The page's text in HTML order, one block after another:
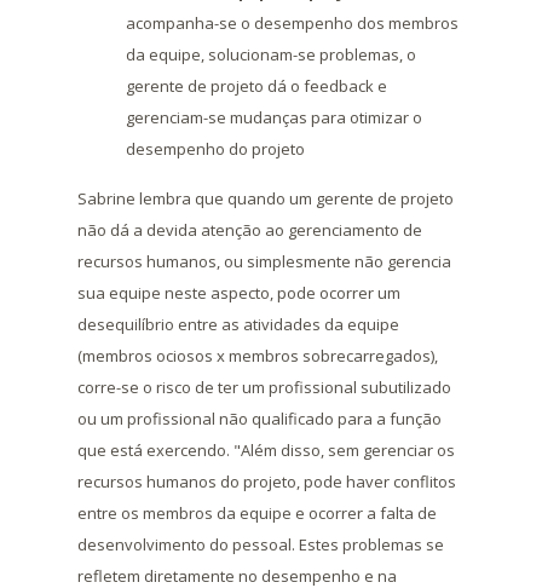
acompanha-se o desempenho dos membros
da equipe, solucionam-se problemas, o
gerente de projeto dá o feedback e
gerenciam-se mudanças para otimizar o
desempenho do projeto
Sabrine lembra que quando um gerente de projeto
não dá a devida atenção ao gerenciamento de
recursos humanos, ou simplesmente não gerencia
sua equipe neste aspecto, pode ocorrer um
desequilíbrio entre as atividades da equipe
(membros ociosos x membros sobrecarregados),
corre-se o risco de ter um profissional subutilizado
ou um profissional não qualificado para a função
que está exercendo. "Além disso, sem gerenciar os
recursos humanos do projeto, pode haver conflitos
entre os membros da equipe e ocorrer a falta de
desenvolvimento do pessoal. Estes problemas se
refletem diretamente no desempenho e na